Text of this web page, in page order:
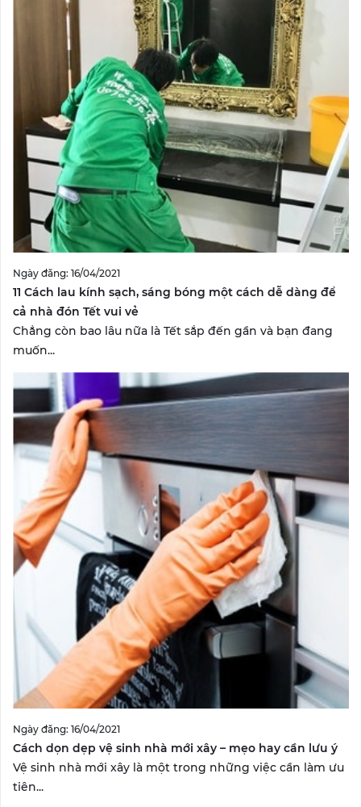
Ngày đăng: 16/04/2021
11 Cách lau kính sạch, sáng bóng một cách dễ dàng để
cả nhà đón Tết vui vẻ
Chẳng còn bao lâu nữa là Tết sắp đến gần và bạn đang
muốn...
Ngày đăng: 16/04/2021
Cách dọn dẹp vệ sinh nhà mới xây – mẹo hay cần lưu ý
Vệ sinh nhà mới xây là một trong những việc cần làm ưu
tiên...